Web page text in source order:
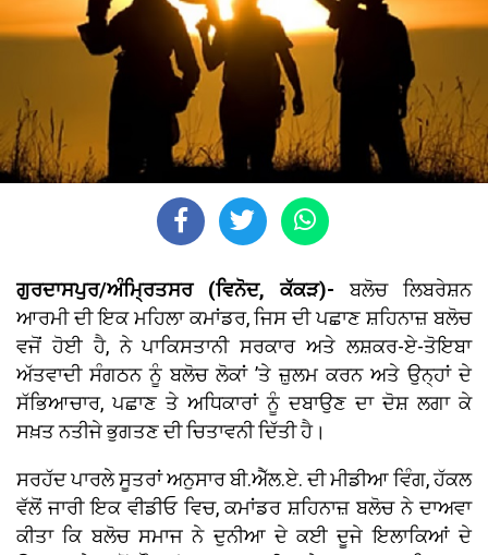
ਗੁਰਦਾਸਪੁਰ/ਅੰਮ੍ਰਿਤਸਰ (ਵਿਨੋਦ, ਕੱਕੜ)- ਬਲੋਚ ਲਿਬਰੇਸ਼ਨ
ਆਰਮੀ ਦੀ ਇਕ ਮਹਿਲਾ ਕਮਾਂਡਰ, ਜਿਸ ਦੀ ਪਛਾਣ ਸ਼ਹਿਨਾਜ਼ ਬਲੋਚ
ਵਜੋਂ ਹੋਈ ਹੈ, ਨੇ ਪਾਕਿਸਤਾਨੀ ਸਰਕਾਰ ਅਤੇ ਲਸ਼ਕਰ-ਏ-ਤੋਇਬਾ
ਅੱਤਵਾਦੀ ਸੰਗਠਨ ਨੂੰ ਬਲੋਚ ਲੋਕਾਂ ’ਤੇ ਜ਼ੁਲਮ ਕਰਨ ਅਤੇ ਉਨ੍ਹਾਂ ਦੇ
ਸੱਭਿਆਚਾਰ, ਪਛਾਣ ਤੇ ਅਧਿਕਾਰਾਂ ਨੂੰ ਦਬਾਉਣ ਦਾ ਦੋਸ਼ ਲਗਾ ਕੇ
ਸਖ਼ਤ ਨਤੀਜੇ ਭੁਗਤਣ ਦੀ ਚਿਤਾਵਨੀ ਦਿੱਤੀ ਹੈ।
ਸਰਹੱਦ ਪਾਰਲੇ ਸੂਤਰਾਂ ਅਨੁਸਾਰ ਬੀ.ਐੱਲ.ਏ. ਦੀ ਮੀਡੀਆ ਵਿੰਗ, ਹੱਕਲ
ਵੱਲੋਂ ਜਾਰੀ ਇਕ ਵੀਡੀਓ ਵਿਚ, ਕਮਾਂਡਰ ਸ਼ਹਿਨਾਜ਼ ਬਲੋਚ ਨੇ ਦਾਅਵਾ
ਕੀਤਾ ਕਿ ਬਲੋਚ ਸਮਾਜ ਨੇ ਦੁਨੀਆ ਦੇ ਕਈ ਦੂਜੇ ਇਲਾਕਿਆਂ ਦੇ